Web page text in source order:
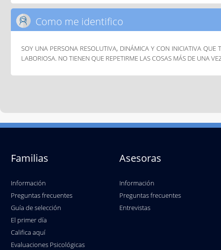
Como me identifico
SOY UNA PERSONA RESOLUTIVA, DINÁMICA Y CON INICIATIVA
LABORIOSA. NO TIENEN QUE REPETIRME LAS COSAS MÁS DE UNA
Familias
Información
Preguntas frecuentes
Guía de selección
El primer día
Califica aquí
Evaluaciones Psicológicas
Asesoras
Información
Preguntas frecuentes
Entrevistas